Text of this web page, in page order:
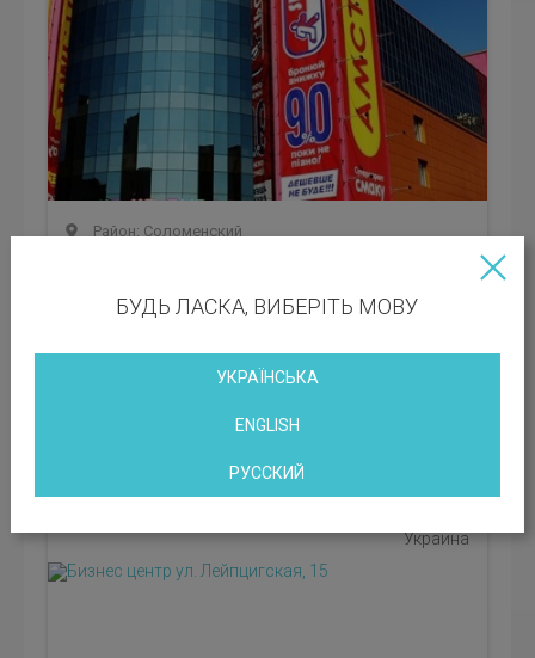
Район: Соломенский
Класс БЦ:
Арендная ставка: 445 грн
Украина
БУДЬ ЛАСКА, ВИБЕРІТЬ МОВУ
УКРАЇНСЬКА
ENGLISH
РУССКИЙ